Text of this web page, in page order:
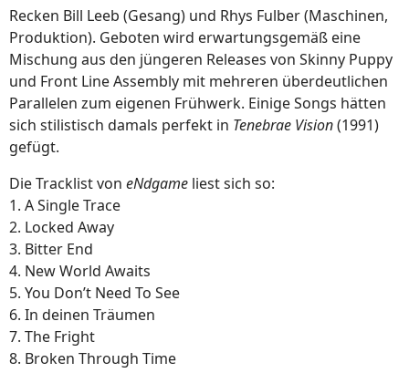
Recken Bill Leeb (Gesang) und Rhys Fulber (Maschinen,
Produktion). Geboten wird erwartungsgemäß eine
Mischung aus den jüngeren Releases von Skinny Puppy
und Front Line Assembly mit mehreren überdeutlichen
Parallelen zum eigenen Frühwerk. Einige Songs hätten
sich stilistisch damals perfekt in Tenebrae Vision(1991)
gefügt.
Die Tracklist von eNdgame liest sich so:
1. A Single Trace
2. Locked Away
3. Bitter End
4. New World Awaits
5. You Don’t Need To See
6. In deinen Träumen
7. The Fright
8. Broken Through Time